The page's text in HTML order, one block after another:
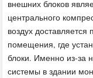
внешних блоков
центрального
воздух
помещения, где
блоки. Именно из-за
системы в здании